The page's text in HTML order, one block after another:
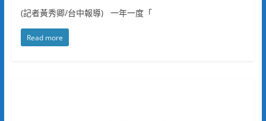
(記者黃秀卿/台中報導) 一年一度「
Read more